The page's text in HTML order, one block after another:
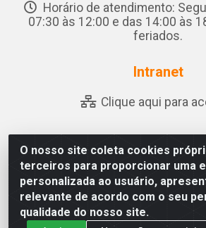
O nosso site coleta cookies
terceiros para proporcionar uma
personalizada ao usuário,
relevante de acordo com o seu
qualidade do nosso site.
Horário de atendimento:
07:30 às 12:00 e das 14:00 às
feriados.
Intranet
Clique aqui para
Abreu & Silva - Rua Padre Jose de
Olho D'Água das Flores/AL - CEP
04.790.656/0001-06